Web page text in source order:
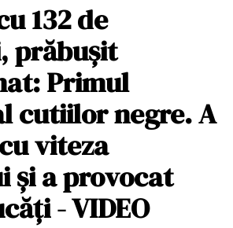
132 de
prăbușit
Primul
cutiilor negre. A
viteza
și a provocat
- VIDEO